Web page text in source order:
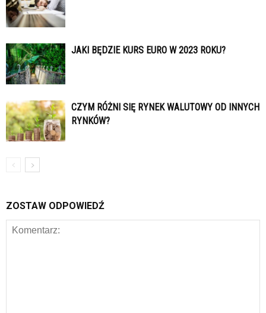
JAKI BĘDZIE KURS EURO W 2023 ROKU?
CZYM RÓŻNI SIĘ RYNEK WALUTOWY OD INNYCH
RYNKÓW?
ZOSTAW ODPOWIEDŹ